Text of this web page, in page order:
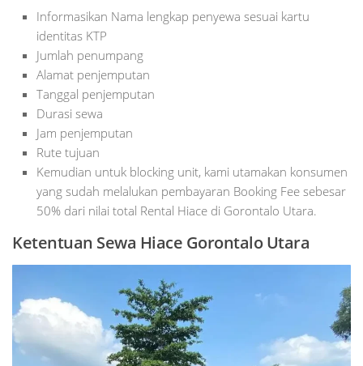
Informasikan Nama lengkap penyewa sesuai kartu
identitas KTP
Jumlah penumpang
Alamat penjemputan
Tanggal penjemputan
Durasi sewa
Jam penjemputan
Rute tujuan
Kemudian untuk blocking unit, kami utamakan konsumen
yang sudah melalukan pembayaran Booking Fee sebesar
50% dari nilai total Rental Hiace di Gorontalo Utara.
Ketentuan Sewa Hiace Gorontalo Utara